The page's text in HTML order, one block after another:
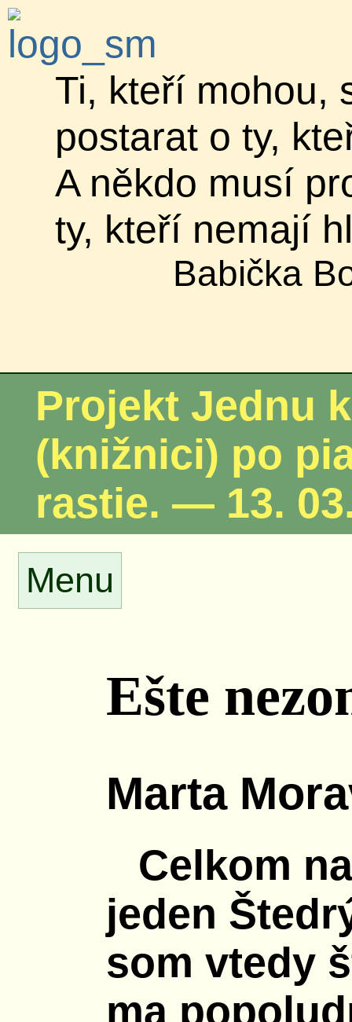
Ti, kteří mohou,
postarat o ty,
A někdo musí
ty, kteří nemají
Babička
Projekt Jednu
(knižnici) po
rastie. — 13.
Menu
Ešte
Marta
Celkom
jeden
som vtedy
ma